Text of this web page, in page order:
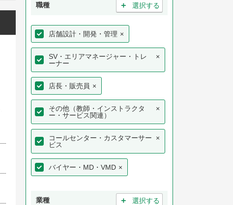
職種 ＋ 選択する
店舗設計・開発・管理 ×
SV・エリアマネージャー・トレ
ーナー
×
店長・販売員 ×
その他（教師・インストラクタ
ー・サービス関連）
×
コールセンター・カスタマーサー
ビス
×
バイヤー・MD・VMD ×
業種 ＋ 選択する